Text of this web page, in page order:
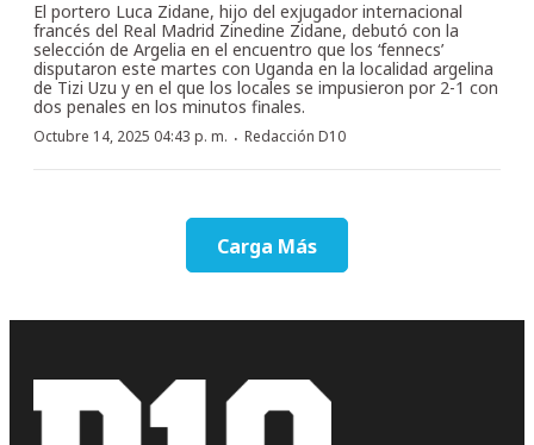
El portero Luca Zidane, hijo del exjugador internacional
francés del Real Madrid Zinedine Zidane, debutó con la
selección de Argelia en el encuentro que los ‘fennecs’
disputaron este martes con Uganda en la localidad argelina
de Tizi Uzu y en el que los locales se impusieron por 2-1 con
dos penales en los minutos finales.
Octubre 14, 2025 04:43 p. m. · Redacción D10
Carga Más